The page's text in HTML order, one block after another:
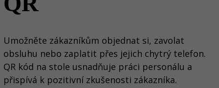
Umožněte zákazníkům objednat si, zavolat
obsluhu nebo zaplatit přes jejich chytrý telefon.
QR kód na stole usnadňuje práci personálu a
přispívá k pozitivní zkušenosti zákazníka.